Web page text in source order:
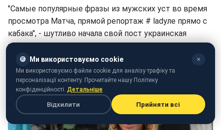
"Самые популярные фразы из мужских уст во время
просмотра Матча, прямой репортаж # ladyле прямо с
кабака", - шутливо начала свой пост украинская
телеведущая.
🍪 Ми використовуємо cookie ✕
Ми використовуємо файли cookie для аналізу трафіку та
персоналізації контенту. Прочитайте нашу Політику
конфіденційності. Детальніше
Відхилити Прийняти всі